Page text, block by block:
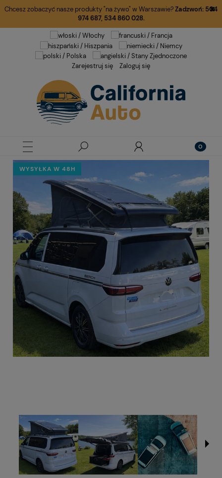
Chcesz zobaczyć nasze produkty "na żywo" w Warszawie?Zadzwoń: 504
974 687, 534 860 028.
Zarejestruj się Zaloguj się
WYSYŁKA W 48H